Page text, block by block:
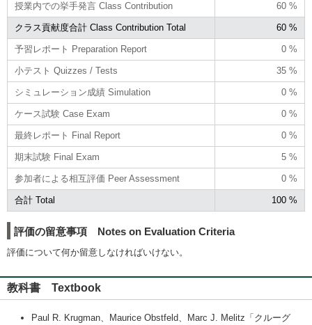
授業内での挙手発言 Class Contribution 60 %
クラス貢献度合計 Class Contribution Total 60 %
予習レポート Preparation Report 0 %
小テスト Quizzes / Tests 35 %
シミュレーション成績 Simulation 0 %
ケース試験 Case Exam 0 %
最終レポート Final Report 0 %
期末試験 Final Exam 5 %
参加者による相互評価 Peer Assessment 0 %
合計 Total 100 %
評価の留意事項 Notes on Evaluation Criteria
評価について何か留意しなければいけない。
教科書 Textbook
Paul R. Krugman、Maurice Obstfeld、Marc J. Melitz「クルーグ